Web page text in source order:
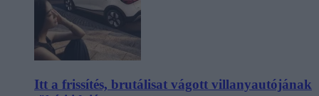
Itt a frissítés, brutálisat vágott villanyautójának